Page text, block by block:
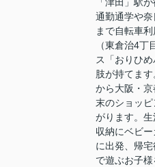
通勤通学や
まで自転車
（東倉治4
ス「おりひ
肢が持てま
から大阪・
末のショッ
がります。
収納にベビ
に出発、帰
で遊ぶお子